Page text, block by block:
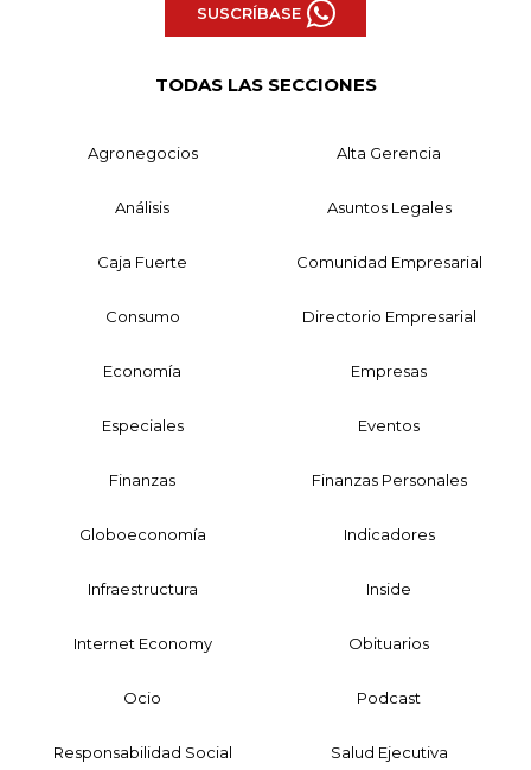
SUSCRÍBASE
TODAS LAS SECCIONES
Agronegocios Alta Gerencia
Análisis Asuntos Legales
Caja Fuerte Comunidad Empresarial
Consumo Directorio Empresarial
Economía Empresas
Especiales Eventos
Finanzas Finanzas Personales
Globoeconomía Indicadores
Infraestructura Inside
Internet Economy Obituarios
Ocio Podcast
Responsabilidad Social Salud Ejecutiva